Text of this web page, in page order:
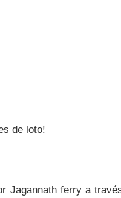
de loto!
Jagannath ferry a